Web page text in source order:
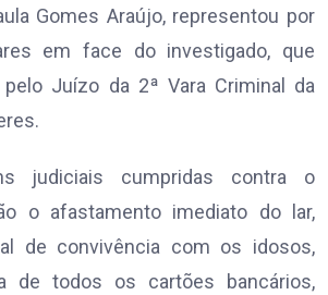
Gomes Araújo, representou por
em face do investigado, que
Juízo da 2ª Vara Criminal da
judiciais cumpridas contra o
o afastamento imediato do lar,
de convivência com os idosos,
de todos os cartões bancários,